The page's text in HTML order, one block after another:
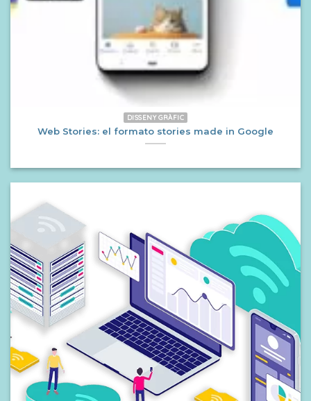
DISSENY GRÀFIC
Web Stories: el formato stories made in Google